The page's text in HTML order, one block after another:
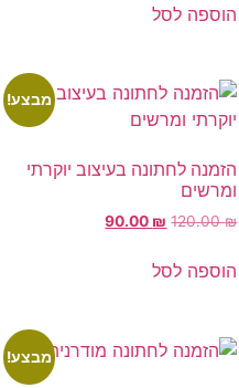
הוספה לסל
מבצע!
הזמנה לחתונה בעיצוב יוקרתי
ומרשים
120.00₪
90.00 ₪
הוספה לסל
מבצע!